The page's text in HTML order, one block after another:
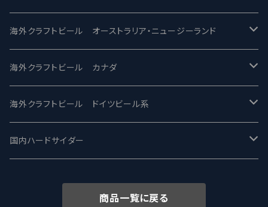
ビアへるん - Beer Hearn
忽布古丹醸造 - HOP KOTAN
ワイマーケットブルーイング Y.Market Brewing
志賀高原ビール - SIGAKOGEN
Toppling Goliath トップリンゴライアス
Fair State フェアステイト
Lagunitas ラグニタス
FirestoneWalker ファイアストーン
SAIREN /サイレン
ワイルドチャイルド - Wilde Child
BrewDog Brewery - ブリュードッグ
The Flying Inn / ザ フライイング イン
gweilo-鬼佬 グウァイロ
Heart Of Darkness - ハートオブダークネス
Carbon brews -カーボン
TAIHU - タイフー
海外クラフトビール オーストラリア・ニュージーランド
ROCKY RIDGE - ロッキーリッジ
BODRIGGY BREWING ボッドリッジー
CO-CONSPIRATORS コ・コンスピレーターズ
海外クラフトビール カナダ
Jackie O's ジャッキーオーズ
Westbrook ウェストブルック
海外クラフトビール ドイツビール系
Karmeliten カーメリテン
国内ハードサイダー
商品一覧に戻る